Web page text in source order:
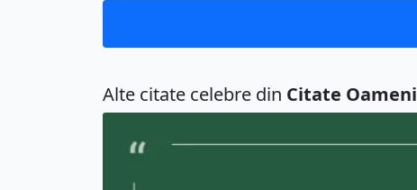
Alte citate celebre din Citate Oameni